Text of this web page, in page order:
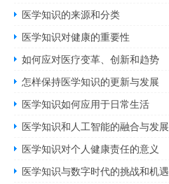
医学知识的来源和分类
医学知识对健康的重要性
如何应对医疗变革、创新和趋势
怎样保持医学知识的更新与发展
医学知识如何应用于日常生活
医学知识和人工智能的融合与发展
医学知识对个人健康责任的意义
医学知识与数字时代的挑战和机遇